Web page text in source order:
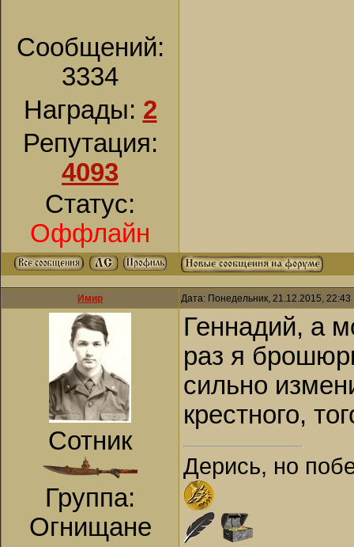
Сообщений:
3334
Награды: 2
Репутация:
4093
Статус:
Оффлайн
Имир Дата: Понедельник, 21.12.2015,
Сотник
Группа:
Огнищане
Геннадий, а
раз я
сильно
крестного,
Дерись, но